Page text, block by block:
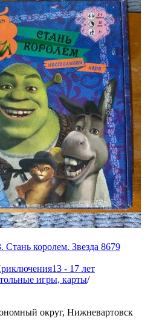
королем. Звезда 8679
13 - 17 лет
игры, карты/
округ, Нижневартовск